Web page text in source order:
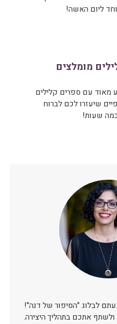
לבלוג "הסיפור של דנה"!
אתכם בתהליך היצירה.
ליום האשה!
מומלצים
מאוד עם ספרים קלילים
שיעזרו לכם לברוח
שעות!